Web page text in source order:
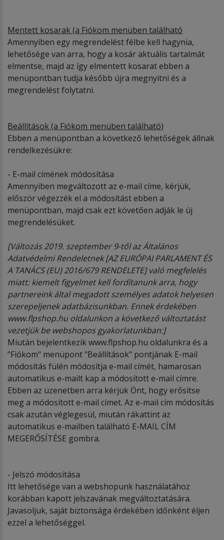
Mentett kosarak (a Fiókom menüben található
Amennyiben egy megrendelést félbe kell hagynia,
lehetősége van arra, hogy a kosár aktuális tartalmát
elmentse, majd az így elmentett kosarat ebben a
menüpontban tudja később újra megnyitni és a
megrendelést folytatni.
Beállítások (a Fiókom menüben található)
Ebben a menüpontban a következő lehetőségek állnak
rendelkezésükre:
- E-mail címének módosítása
Amennyiben megváltozott az e-mail címe, kérjük,
először végezzék el a módosítást ebben a
menüpontban, majd csak ezt követően adják le új
megrendelésüket.
[Változás 2019. szeptember 9-től az Általános
Adatvédelmi Rendeletnek [AZ EURÓPAI PARLAMENTÉS
A TANÁCS (EU) 2016/679 RENDELETE] való megfelelés
miatt: kiemelt figyelmet kell fordítanunk arra, hogy
partnereink által megadott személyes adatok helyesen
szerepeljenek adatbázisunkban. Ennekérdekében
www.flpshop.hu oldalunkon a következő változtatást
vezetjük be webshopos gyakorlatunkban:]
Miután bejelentkezik www.flpshop.hu oldalunkra és a
"Fiókom" menüpont "Beállítások" pontjának E-mail
módosítás fülén módosítja e-mail címét, hamarosan
automatikus e-mailt kap a módosított e-mail címre.
Ebben az üzenetben arra kérjük Önt, hogy erősítse
meg a módosított e-mail címet. Az e-mail cím módosítás
csak azután véglegesül, miután rákattint az
automatikus e-mailben található E-MAIL CÍM
MEGERŐSÍTÉSE gombra.
- Jelszó módosítása
Itt lehetősége van a webshopunk használatához
korábban kapott jelszavának megváltoztatására.
Javasoljuk, saját biztonsága érdekében időnként éljen
ezzel a lehetőséggel.